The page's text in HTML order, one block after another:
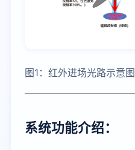
图1：红外进场光路示意图
系统功能介绍：